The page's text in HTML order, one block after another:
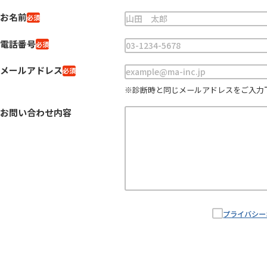
お名前必須
電話番号必須
メールアドレス必須
※診断時と同じメールアドレスをご入力
お問い合わせ内容
プライバシ